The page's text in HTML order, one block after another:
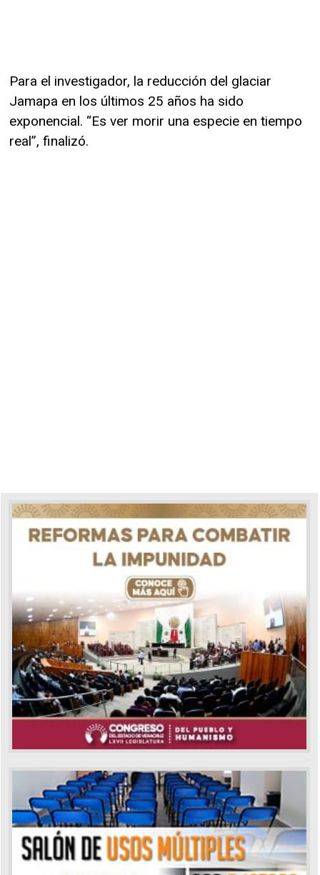
Para el investigador, la reducción del glaciar
Jamapa en los últimos 25 años ha sido
exponencial. “Es ver morir una especie en tiempo
real”, finalizó.